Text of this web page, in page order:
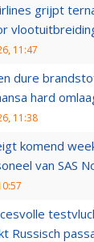
grijpt
11:47
dure
hard
11:38
komend
van SAS
Russisch